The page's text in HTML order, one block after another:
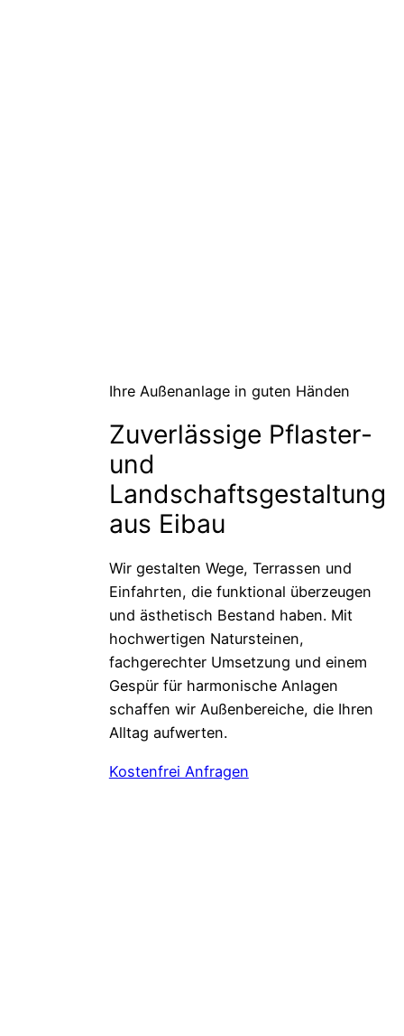
Ihre Außenanlage in guten Händen
Zuverlässige Pflaster-
und
Landschaftsgestaltung
aus Eibau
Wir gestalten Wege, Terrassen und
Einfahrten, die funktional überzeugen
und ästhetisch Bestand haben. Mit
hochwertigen Natursteinen,
fachgerechter Umsetzung und einem
Gespür für harmonische Anlagen
schaffen wir Außenbereiche, die Ihren
Alltag aufwerten.
Kostenfrei Anfragen